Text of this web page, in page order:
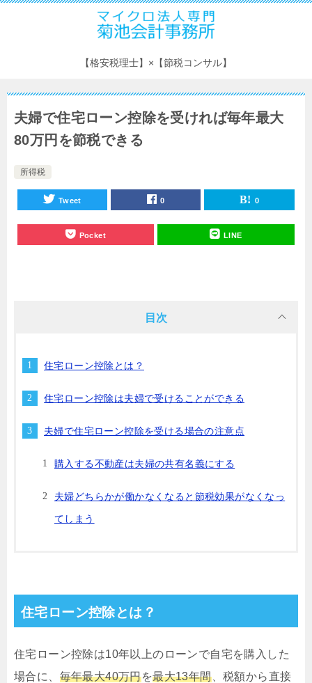
【格安税理士】×【節税コンサル】
夫婦で住宅ローン控除を受ければ毎年最大
80万円を節税できる
所得税
Tweet 0 0
Pocket LINE
目次
住宅ローン控除とは？
住宅ローン控除は夫婦で受けることができる
夫婦で住宅ローン控除を受ける場合の注意点
購入する不動産は夫婦の共有名義にする
夫婦どちらかが働かなくなると節税効果がなくなっ
てしまう
住宅ローン控除とは？
住宅ローン控除は10年以上のローンで自宅を購入した
場合に、 毎年最大40万円を最大13年間、税額から直接